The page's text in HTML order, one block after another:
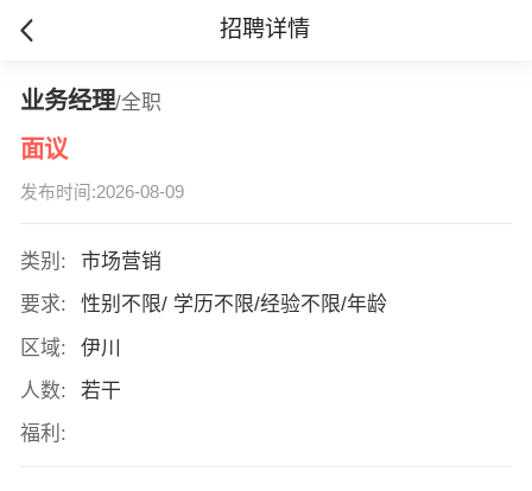
招聘详情
业务经理/全职
面议
发布时间:2026-08-09
类别:
市场营销
要求:
性别不限/ 学历不限/经验不限/年龄
区域:
伊川
人数:
若干
福利: